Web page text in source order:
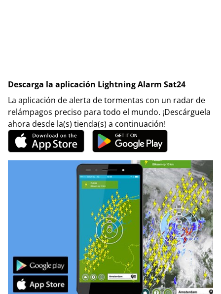
Descarga la aplicación Lightning Alarm Sat24
La aplicación de alerta de tormentas con un radar de
relámpagos preciso para todo el mundo. ¡Descárguela
ahora desde la(s) tienda(s) a continuación!